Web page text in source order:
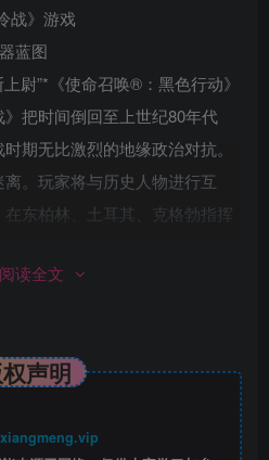
战》游戏
蓝图
尉”*《使命召唤®：黑色行动》
把时间倒回至上世纪80年代
期无比激烈的地缘政治对抗。
。玩家将与历史人物进行互
东柏林、土耳其、克格勃指挥
读全文
声明